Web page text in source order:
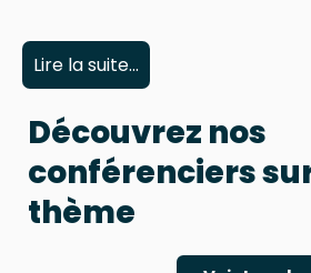
Lire la suite...
Découvrez nos
conférenciers
thème